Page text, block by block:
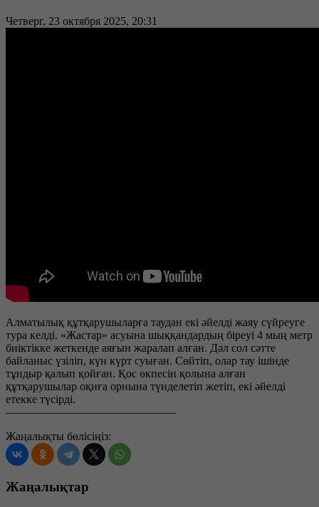
Четверг, 23 октября 2025, 20:31
Алматылық құтқарушыларға таудан екі әйелді жаяу сүйреуге
тура келді. «Жастар» асуына шыққандардың біреуі 4 мың метр
биіктікке жеткенде аяғын жаралап алған. Дәл сол сәтте
байланыс үзіліп, күн күрт суыған. Сөйтіп, олар тау ішінде
тұндыр қалып қойған. Қос өкпесін қолына алған
құтқарушылар оқиға орнына түнделетіп жетіп, екі әйелді
етекке түсірді.
———————————————
Жаңалықты бөлісіңіз:
Жаңалықтар